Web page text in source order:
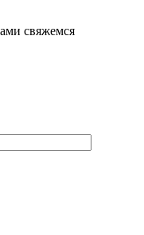
свяжемся